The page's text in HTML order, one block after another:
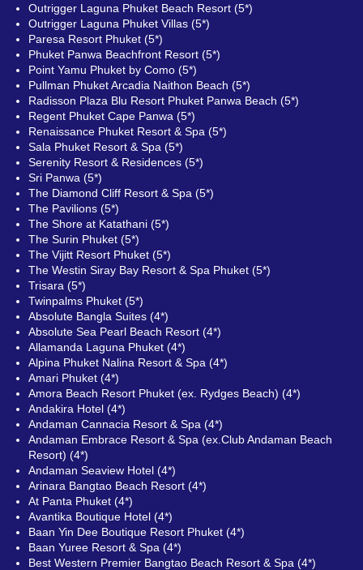
Outrigger Laguna Phuket Beach Resort (5*)
Outrigger Laguna Phuket Villas (5*)
Paresa Resort Phuket (5*)
Phuket Panwa Beachfront Resort (5*)
Point Yamu Phuket by Como (5*)
Pullman Phuket Arcadia Naithon Beach (5*)
Radisson Plaza Blu Resort Phuket Panwa Beach (5*)
Regent Phuket Cape Panwa (5*)
Renaissance Phuket Resort & Spa (5*)
Sala Phuket Resort & Spa (5*)
Serenity Resort & Residences (5*)
Sri Panwa (5*)
The Diamond Cliff Resort & Spa (5*)
The Pavilions (5*)
The Shore аt Katathani (5*)
The Surin Phuket (5*)
The Vijitt Resort Phuket (5*)
The Westin Siray Bay Resort & Spa Phuket (5*)
Trisara (5*)
Twinpalms Phuket (5*)
Absolute Bangla Suites (4*)
Absolute Sea Pearl Beach Resort (4*)
Allamanda Laguna Phuket (4*)
Alpina Phuket Nalina Resort & Spa (4*)
Amari Phuket (4*)
Amora Beach Resort Phuket (ex. Rydges Beach) (4*)
Andakira Hotel (4*)
Andaman Cannacia Resort & Spa (4*)
Andaman Embrace Resort & Spa (ex.Club Andaman Beach
Resort) (4*)
Andaman Seaview Hotel (4*)
Arinara Bangtao Beach Resort (4*)
At Panta Phuket (4*)
Avantika Boutique Hotel (4*)
Baan Yin Dee Boutique Resort Phuket (4*)
Baan Yuree Resort & Spa (4*)
Best Western Premier Bangtao Beach Resort & Spa (4*)